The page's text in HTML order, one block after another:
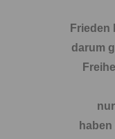
Frieden
darum